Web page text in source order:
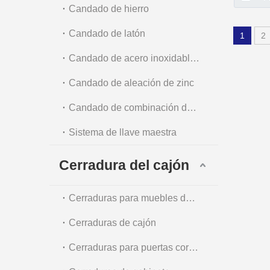
Candado de hierro
Candado de latón
Candado de acero inoxidable y acero
Candado de aleación de zinc
Candado de combinación de equipaje y candado de cadena
Sistema de llave maestra
Cerradura del cajón
Cerraduras para muebles de oficina
Cerraduras de cajón
Cerraduras para puertas corredizas de vidrio
1 2